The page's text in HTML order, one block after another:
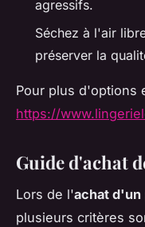
agressifs.
Séchez à l'air
préserver la
Pour plus d'options
https://
Guide d'achat
Lors de l'achat d'un
plusieurs critères